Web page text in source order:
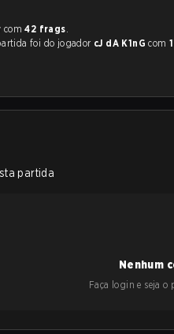
com42 frags.
foi do jogador cJ dA K1nG com
partida
Nenhum
Faça login e seja o